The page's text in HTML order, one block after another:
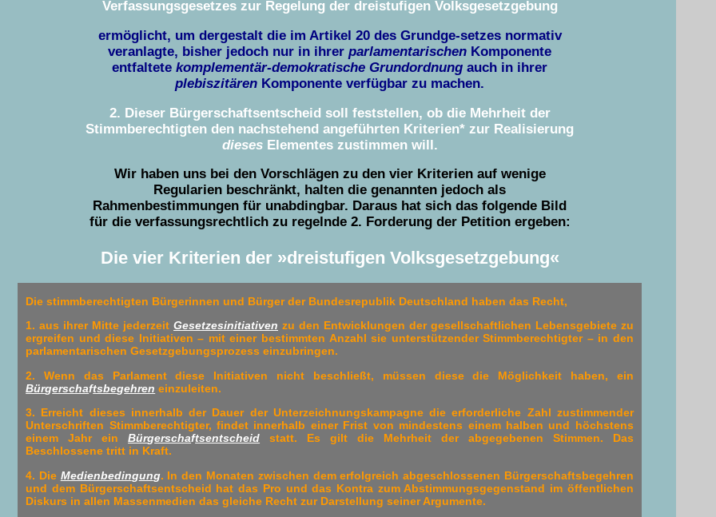
Verfassungsgesetzes zur Regelung der dreistufigen Volksgesetzgebung
ermöglicht, um dergestalt die im Artikel 20 des Grundge-setzes normativ
veranlagte, bisher jedoch nur in ihrer parlamentarischen Komponente
entfaltete komplementär-demokratische Grundordnung auch in ihrer
plebiszitären Komponente verfügbar zu machen.
2. Dieser Bürgerschaftsentscheid soll feststellen, ob die Mehrheit der
Stimmberechtigten den nachstehend angeführten Kriterien* zur Realisierung
diesesElementes zustimmen will.
Wir haben uns bei den Vorschlägen zu den vier Kriterien auf wenige
Regularien beschränkt, halten die genannten jedoch als
Rahmenbestimmungen für unabdingbar. Daraus hat sich das folgende Bild
für die verfassungsrechtlich zu regelnde 2. Forderung der Petition ergeben:
Die vier Kriterien der »dreistufigen Volksgesetzgebung«
Die stimmberechtigten Bürgerinnen und Bürger der Bundesrepublik Deutschland haben das Recht,
1. aus ihrer Mitte jederzeitGesetzesinitiativen zu den Entwicklungen der gesellschaftlichen Lebensgebiete zu
ergreifen und diese Initiativen – mit einer bestimmten Anzahl sie unter­stützender Stimmberechtigter – in den
parlamentarischen Gesetzgebungsprozess einzubrin­gen.
2. Wenn das Parlament diese Initiativen nicht beschließt, müssen diese die Möglichkeit haben, ein
Bürgerschaftsbegehren einzuleiten.
3. Erreicht dieses innerhalb der Dauer der Unterzeichnungskampagne die erforderliche Zahl zustimmender
Unterschriften Stimmberechtigter, findet innerhalb einer Frist von mindestens einem halben und höchstens
einem Jahr einBürgerschaftsentscheid
statt. Es gilt die Mehrheit der abgegebenen Stimmen. Das
Beschlossene tritt in Kraft.
4. Die Medienbedingung. In den Monaten zwischen dem erfolgreich abgeschlossenen Bürgerschaftsbe­gehren
und dem Bürgerschaftsentscheid hat das Pro und das Kontra zum Abstimmungsgegenstand im öffentlichen
Diskurs in allen Massenmedien das gleiche Recht zur Darstellung seiner Argumente.